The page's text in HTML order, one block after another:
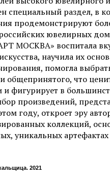
специальный раздел, в
продемонстрируют
ювелирных
МОСКВА» воспитала
научила их
помогла
общепринятого, что
и фигурирует в
произведений,
году, откроет эру
коллекций,
уникальных
2021